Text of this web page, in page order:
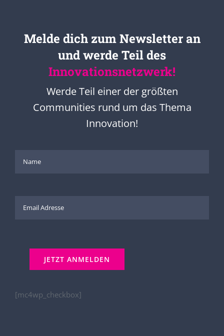
Melde dich zum Newsletter an
und werde Teil des
Innovationsnetzwerk!
Werde Teil einer der größten
Communities rund um das Thema
Innovation!
[mc4wp_checkbox]